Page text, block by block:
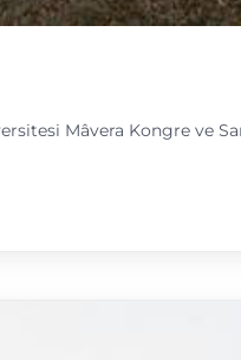
Mâvera Kongre ve